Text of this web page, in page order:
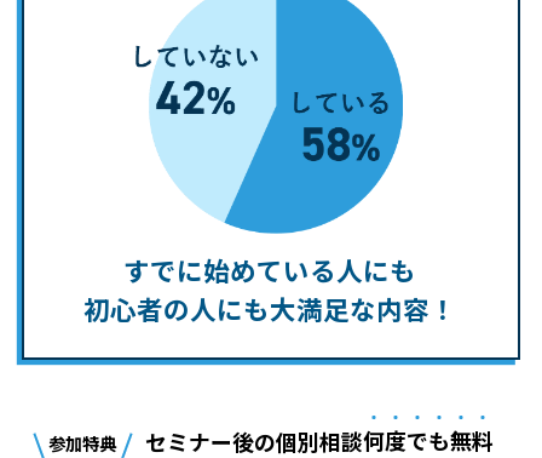
すでに始めている人にも
初心者の人にも大満足な内容！
参加特典 セミナー後の個別相談何度でも無料